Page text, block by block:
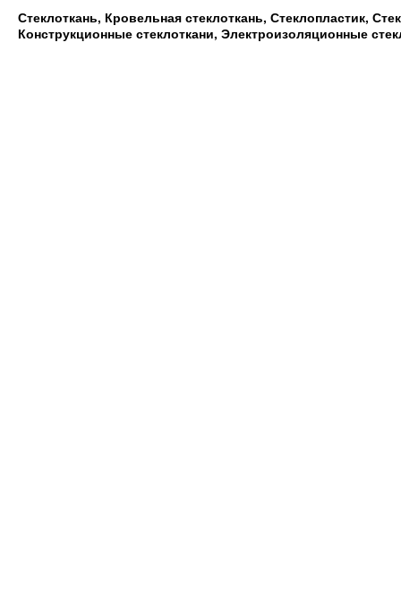
Стеклоткань, Кровельная стеклоткань, Стеклопластик,
Конструкционные стеклоткани, Электроизоляционные